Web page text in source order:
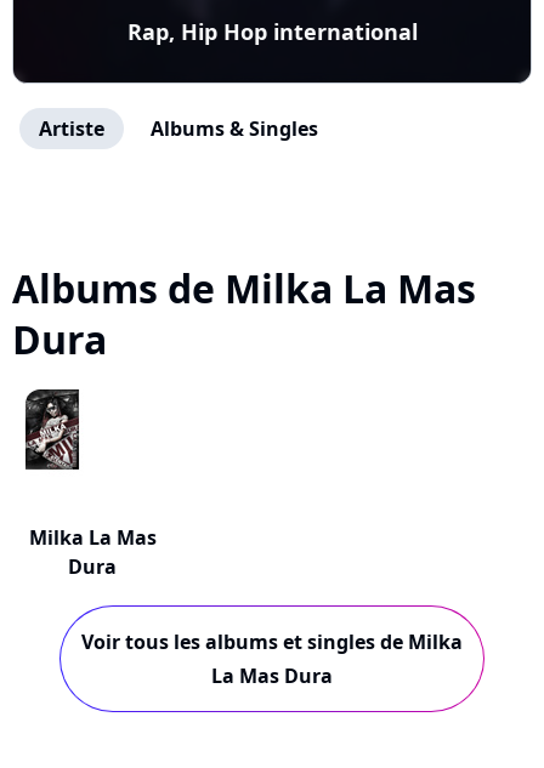
Rap, Hip Hop international
Artiste Albums & Singles
Albums de Milka La Mas
Dura
Milka La Mas
Dura
Voir tous les albums et singles de Milka
La Mas Dura